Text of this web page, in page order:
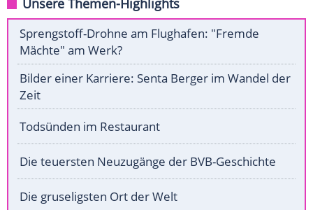
Unsere Themen-Highlights
Sprengstoff-Drohne am Flughafen: "Fremde
Mächte" am Werk?
Bilder einer Karriere: Senta Berger im Wandel der
Zeit
Todsünden im Restaurant
Die teuersten Neuzugänge der BVB-Geschichte
Die gruseligsten Ort der Welt